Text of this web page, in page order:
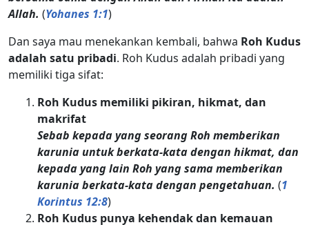
Allah. (Yohanes 1:1)
Dan saya mau menekankan kembali, bahwa Roh Kudus
adalah satu pribadi. Roh Kudus adalah pribadi yang
memiliki tiga sifat:
Roh Kudus memiliki pikiran, hikmat, dan
makrifat
Sebab kepada yang seorang Roh memberikan
karunia untuk berkata-kata dengan hikmat, dan
kepada yang lain Roh yang sama memberikan
karunia berkata-kata dengan pengetahuan. (1
Korintus 12:8)
Roh Kudus punya kehendak dan kemauan